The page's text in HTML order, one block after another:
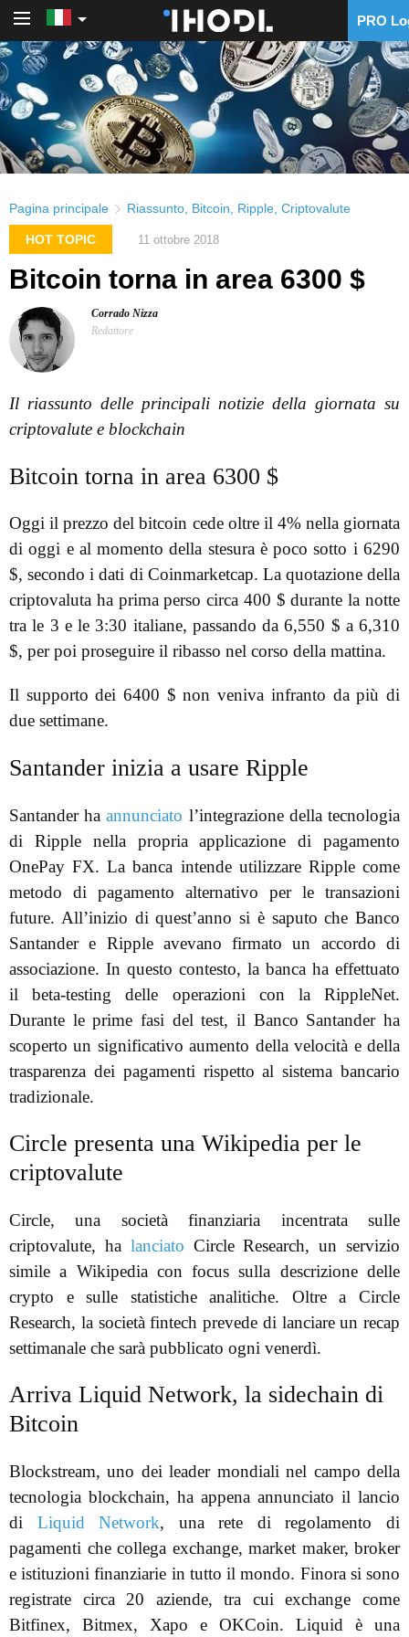
PRO
Pagina principale Riassunto Bitcoin Ripple Criptovalute
HOT TOPIC 11 ottobre 2018
Bitcoin torna in area 6300 $
Corrado Nizza
Redattore
Il riassunto delle principali notizie della giornata su
criptovalute e blockchain
Bitcoin torna in area 6300 $
Oggi il prezzo del bitcoin cede oltre il 4% nella giornata
di oggi e al momento della stesura è poco sotto i 6290
$, secondo i dati di Coinmarketcap. La quotazione della
criptovaluta ha prima perso circa 400 $ durante la notte
tra le 3 e le 3:30 italiane, passando da 6,550 $ a 6,310
$, per poi proseguire il ribasso nel corso della mattina.
Il supporto dei 6400 $ non veniva infranto da più di
due settimane.
Santander inizia a usare Ripple
Santander haannunciato l’integrazione della tecnologia
di Ripple nella propria applicazione di pagamento
OnePay FX. La banca intende utilizzare Ripple come
metodo di pagamento alternativo per le transazioni
future. All’inizio di quest’anno si è saputo che Banco
Santander e Ripple avevano firmato un accordo di
associazione. In questo contesto, la banca ha effettuato
il beta-testing delle operazioni con la RippleNet.
Durante le prime fasi del test, il Banco Santander ha
scoperto un significativo aumento della velocità e della
trasparenza dei pagamenti rispetto al sistema bancario
tradizionale.
Circle presenta una Wikipedia per le
criptovalute
Circle, una società finanziaria incentrata sulle
criptovalute, ha lanciato Circle Research, un servizio
simile a Wikipedia con focus sulla descrizione delle
crypto e sulle statistiche analitiche. Oltre a Circle
Research, la società fintech prevede di lanciare un recap
settimanale che sarà pubblicato ogni venerdì.
Arriva Liquid Network, la sidechain di
Bitcoin
Blockstream, uno dei leader mondiali nel campo della
tecnologia blockchain, ha appena annunciato il lancio
di Liquid Network, una rete di regolamento di
pagamenti che collega exchange, market maker, broker
e istituzioni finanziarie in tutto il mondo. Finora si sono
registrate circa 20 aziende, tra cui exchange come
Bitfinex, Bitmex, Xapo e OKCoin. Liquid è una